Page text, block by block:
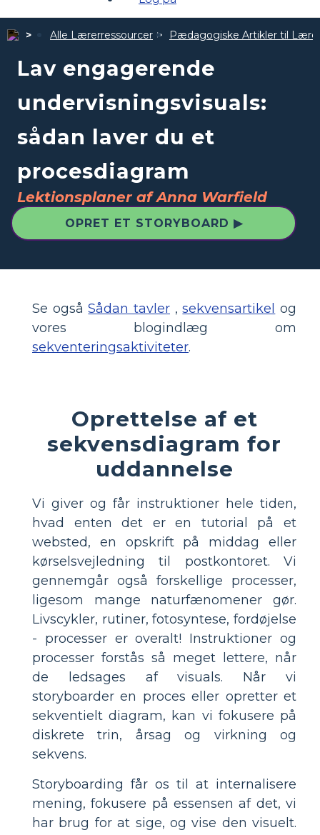
Alle Lærerressourcer Pædagogiske Artikler til
Lav engagerende
undervisningsvisuals:
sådan laver du et
procesdiagram
Lektionsplaner af Anna Warfield
OPRET ET STORYBOARD ▶
Se ogsåSådan tavler ,sekvensartikel og
vores blogindlæg om
sekventeringsaktiviteter.
Oprettelse af et
sekvensdiagram for
uddannelse
Vi giver og får instruktioner hele tiden,
hvad enten det er en tutorial på et
websted, en opskrift på middag eller
kørselsvejledning til postkontoret. Vi
gennemgår også forskellige processer,
ligesom mange naturfænomener gør.
Livscykler, rutiner, fotosyntese, fordøjelse
- processer er overalt! Instruktioner og
processer forstås så meget lettere, når
de ledsages af visuals. Når vi
storyboarder en proces eller opretter et
sekventielt diagram, kan vi fokusere på
diskrete trin, årsag og virkning og
sekvens.
Storyboarding får os til at internalisere
mening, fokusere på essensen af det, vi
har brug for at sige, og vise den visuelt.